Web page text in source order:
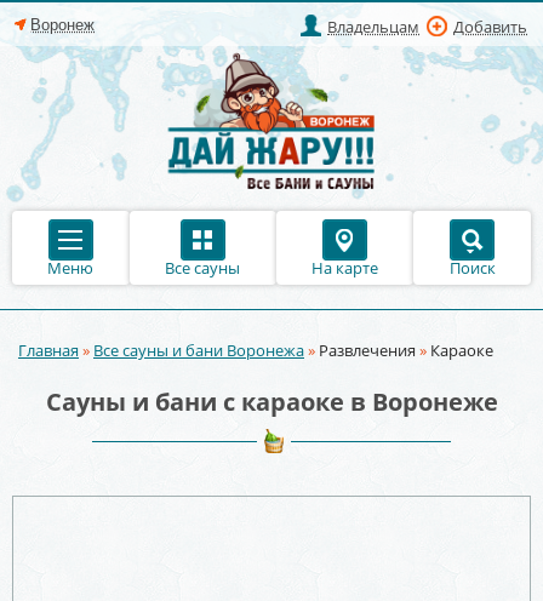
Владельцам Добавить
Меню Все сауны На карте Поиск
Вы здесь
Главная» Все сауны и бани Воронежа» Развлечения » Караоке
Сауны и бани с караоке в Воронеже